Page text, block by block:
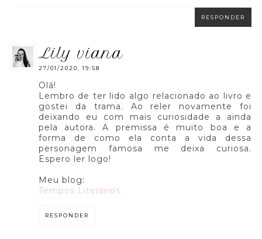
RESPONDER
lily viana
27/01/2020, 19:58
Olá!
Lembro de ter lido algo relacionado ao livro e
gostei da trama. Ao reler novamente foi
deixando eu com mais curiosidade a ainda
pela autora. A premissa é muito boa e a
forma de como ela conta a vida dessa
personagem famosa me deixa curiosa.
Espero ler logo!
Meu blog:
Tempos Literários
RESPONDER